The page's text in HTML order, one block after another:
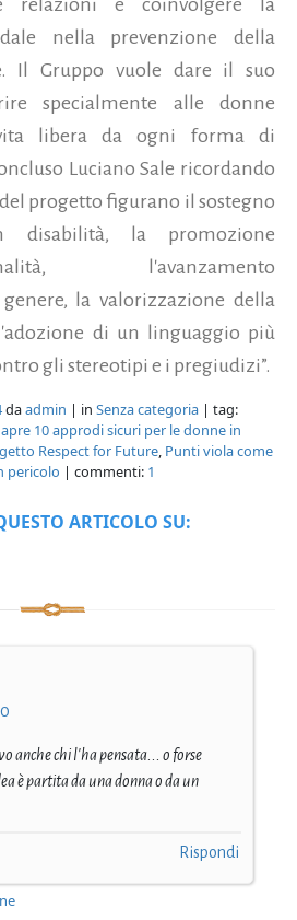
nella prevenzione della
Il Gruppo vuole dare il suo
specialmente alle donne
libera da ogni forma di
Luciano Sale ricordando
progetto figurano il sostegno
disabilità, la promozione
l'avanzamento
la valorizzazione della
di un linguaggio più
gli stereotipi e i pregiudizi”.
daadmin | in Senza categoria | tag:
10 approdi sicuri per le donne in
Respect for Future, Punti viola come
pericolo | commenti: 1
ARTICOLO SU:
anche chi l'ha pensata... o forse
è partita da una donna o da un
Rispondi